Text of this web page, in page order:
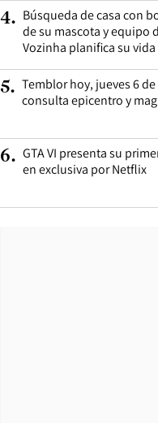
4. Búsqueda de casa con
de su mascota y equipo
Vozinha planifica su
5. Temblor hoy, jueves 6
consulta epicentro y
6. GTA VI presenta su
en exclusiva por Netflix